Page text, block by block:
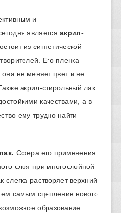
и
являетсяакрил-
из синтетической
Его пленка
она не меняет цвет и не
акрил-стирольный лак
качествами, а в
ему трудно найти
Сфера его применения
слоя при многослойной
растворяет верхний
самым сцепление нового
образование